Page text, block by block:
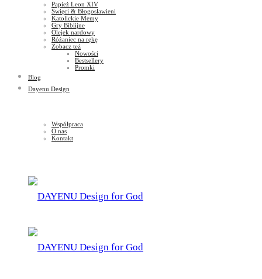
Papież Leon XIV
Święci & Błogosławieni
Katolickie Memy
Gry Biblijne
Olejek nardowy
Różaniec na rękę
Zobacz też
Nowości
Bestsellery
Promki
Blog
Dayenu Design
Współpraca
O nas
Kontakt